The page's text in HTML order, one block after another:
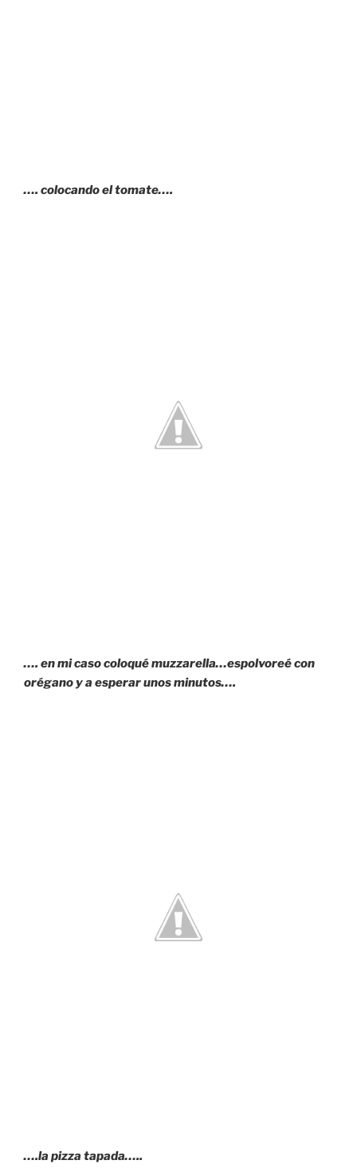
…. colocando el tomate….
…. en mi caso coloqué muzzarella…espolvoreé con
orégano y a esperar unos minutos….
….la pizza tapada…..